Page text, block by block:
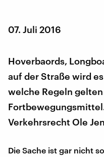
07. Juli 2016
Hoverbaords,
auf der Straße wird
welche Regeln
Verkehrsrecht Ole
Die Sache ist gar nicht